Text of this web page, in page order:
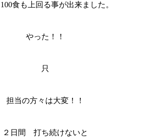
食も上回る事が出来ました。
やった！！
只
担当の方々は大変！！
２日間 打ち続けないと